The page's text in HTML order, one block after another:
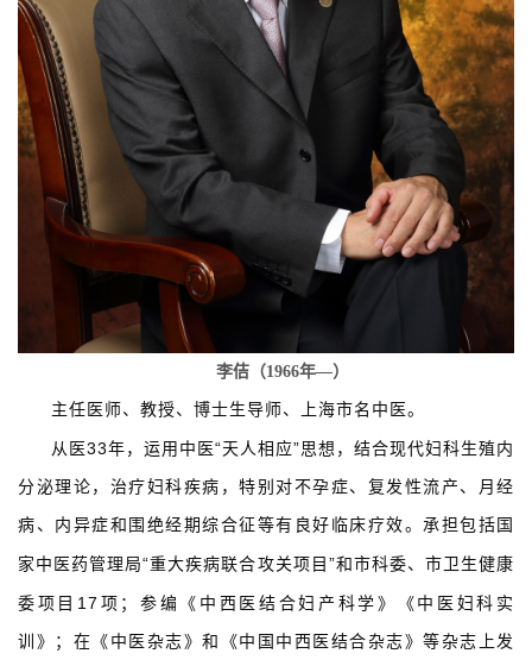
李佶（1966年—）
主任医师、教授、博士生导师、上海市名中医。
从医33年，运用中医“天人相应”思想，结合现代妇科生殖内
分泌理论，治疗妇科疾病，特别对不孕症、复发性流产、月经
病、内异症和围绝经期综合征等有良好临床疗效。承担包括国
家中医药管理局“重大疾病联合攻关项目 ”和市科委、市卫生健康
委项目 17 项；参编《中西医结合妇产科学》《中医妇科实
训》；在《中医杂志》和《中国中西医结合杂志》等杂志上发